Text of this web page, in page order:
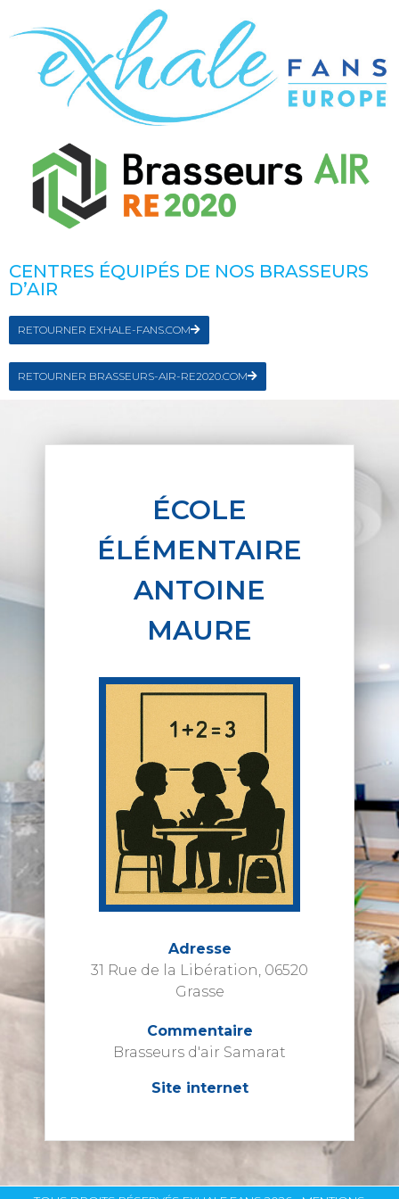
CENTRES ÉQUIPÉS DE NOS BRASSEURS
D’AIR
RETOURNER EXHALE-FANS.COM
RETOURNER BRASSEURS-AIR-RE2020.COM
ÉCOLE
ÉLÉMENTAIRE
ANTOINE
MAURE
Adresse
31 Rue de la Libération, 06520
Grasse
Commentaire
Brasseurs d'air Samarat
Site internet